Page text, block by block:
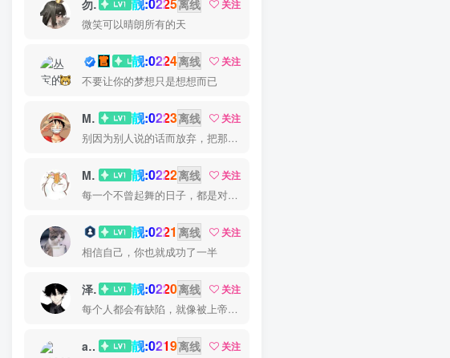
勿听 离线
关注
微笑可以晴朗所有的天
丛宝 靓:0224离线
关注
不要让你的梦想只是想想而已
MS-康娃 靓:0223离线
关注
别因为别人说的话而放弃，把那些话当做加倍努力的动力
Miss 先生 靓:0222离线
关注
每一个不曾起舞的日子，都是对生命的辜负
猫小白 靓:0221 离线
关注
相信自己，你也就成功了一半
泽宇 靓:0220离线
关注
每个人都会有缺陷，就像被上帝咬过的苹果，有的人缺陷比较大，正是因为上帝特别喜欢他的芬芳
a626911 靓:0219离线
关注